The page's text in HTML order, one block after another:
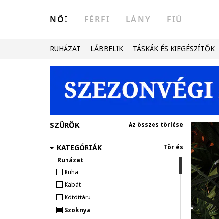
NŐI FÉRFI LÁNY FIÚ
RUHÁZAT LÁBBELIK TÁSKÁK ÉS KIEGÉSZÍTŐK
SZŰRŐK Az összes törlése
KATEGÓRIÁK
Ruházat
Ruha
Kabát
Kötöttáru
Szoknya
Törlés